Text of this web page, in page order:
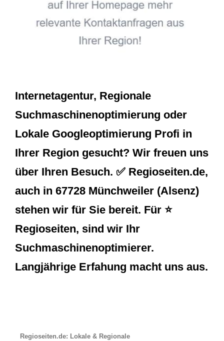
Internetagentur, Regionale
Suchmaschinenoptimierung oder
Lokale Googleoptimierung Profi in
Ihrer Region gesucht? Wir freuen uns
über Ihren Besuch. ✅ Regioseiten.de,
auch in 67728 Münchweiler (Alsenz)
stehen wir für Sie bereit. Für ⭐
Regioseiten, sind wir Ihr
Suchmaschinenoptimierer.
Langjährige Erfahung macht uns aus.
Regioseiten.de: Lokale & Regionale